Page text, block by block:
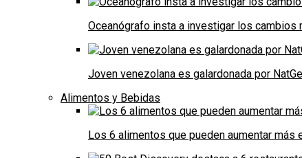
Oceanógrafo insta a investigar los
Joven venezolana es galardonada por
Alimentos y Bebidas
Los 6 alimentos que pueden aumentar más